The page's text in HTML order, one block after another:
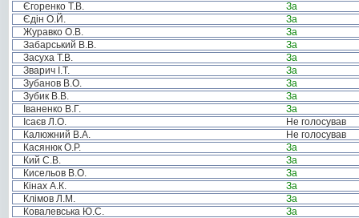
Єгоренко Т.В.
За
Єдін О.Й.
За
Журавко О.В.
За
Забарський В.В.
За
Засуха Т.В.
За
Зварич І.Т.
За
Зубанов В.О.
За
Зубик В.В.
За
Іваненко В.Г.
За
Ісаєв Л.О.
Не голосував
Калюжний В.А.
Не голосував
Касянюк О.Р.
За
Кий С.В.
За
Кисельов В.О.
За
Кінах А.К.
За
Клімов Л.М.
За
Ковалевська Ю.С.
За